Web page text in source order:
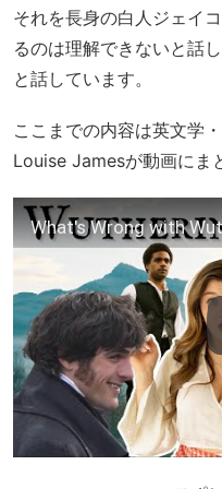
それを長身の白人ジェイ
るのは理解できないと話
と話しています。
ここまでの内容は英文学
Louise Jamesが動画にま
What's Wrong with